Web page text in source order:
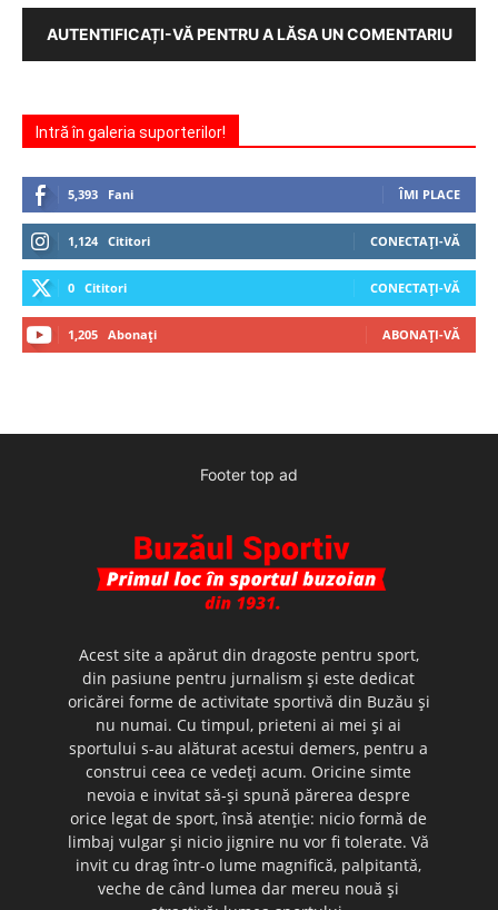
AUTENTIFICAȚI-VĂ PENTRU A LĂSA UN COMENTARIU
Intră în galeria suporterilor!
5,393 Fani ÎMI PLACE
1,124 Cititori CONECTAȚI-VĂ
0 Cititori CONECTAȚI-VĂ
1,205 Abonați ABONAȚI-VĂ
Footer top ad
Acest site a apărut din dragoste pentru sport,
din pasiune pentru jurnalism şi este dedicat
oricărei forme de activitate sportivă din Buzău şi
nu numai. Cu timpul, prieteni ai mei şi ai
sportului s-au alăturat acestui demers, pentru a
construi ceea ce vedeţi acum. Oricine simte
nevoia e invitat să-şi spună părerea despre
orice legat de sport, însă atenţie: nicio formă de
limbaj vulgar şi nicio jignire nu vor fi tolerate. Vă
invit cu drag într-o lume magnifică, palpitantă,
veche de când lumea dar mereu nouă şi